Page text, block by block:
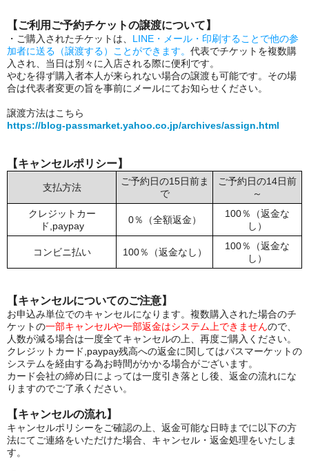
【ご利用ご予約チケットの譲渡について】
・ご購入されたチケットは、 LINE・メール・印刷することで他の参
加者に送る（譲渡する）ことができます。 代表でチケットを複数購
入され、当日は別々に入店される際に便利です。
やむを得ず購入者本人が来られない場合の譲渡も可能です。その場
合は代表者変更の旨を事前にメールにてお知らせください。
譲渡方法はこちら
https://blog-passmarket.yahoo.co.jp/archives/assign.html
【キャンセルポリシー】
支払方法
ご予約日の15日前ま
で
ご予約日の14日前
～
クレジットカー
ド,paypay
0％（全額返金）
100％（返金な
し）
コンビニ払い 100％（返金なし）
100％（返金な
し）
【キャンセルについてのご注意】
お申込み単位でのキャンセルになります。複数購入された場合のチ
ケットの一部キャンセルや一部返金はシステム上できませんので、
人数が減る場合は一度全てキャンセルの上、再度ご購入ください。
クレジットカード,paypay残高への返金に関してはパスマーケットの
システムを経由する為お時間がかかる場合がございます。
カード会社の締め日によっては一度引き落とし後、返金の流れにな
りますのでご了承ください。
【キャンセルの流れ】
キャンセルポリシーをご確認の上、返金可能な日時までに以下の方
法にてご連絡をいただけた場合、キャンセル・返金処理をいたしま
す。